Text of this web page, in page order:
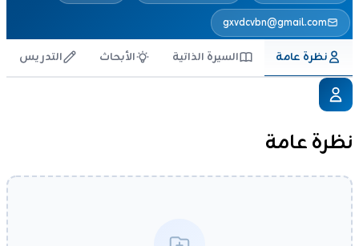
gxvdcvbn@gmail.com
نظرة عامة
السيرة الذاتية الأبحاث التدريس
نظرة عامة